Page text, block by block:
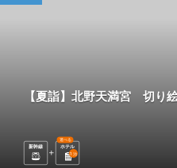
【夏詣】北野天満宮 切
新幹線 ホテル
選べる
1 泊